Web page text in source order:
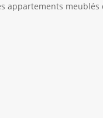
appartements